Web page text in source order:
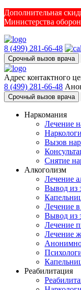
Дополнительная
Министерства
8 (499) 281-66-48
Срочный вызов врача
Адрес контактного
8 (499) 281-66-48
Срочный вызов врача
Наркомания
Лечение
Вызов
Снятие
Алкоголизм
Лечение
Вывод из
Лечение
Вывод из
Лечение
Лечение
Реабилитация